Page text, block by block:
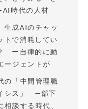
時代の人材
生成AIのチャッ
トで消耗してい
ー自律的に動
ージェントが
の「中間管理職
シス」 —部下
相談する時代、